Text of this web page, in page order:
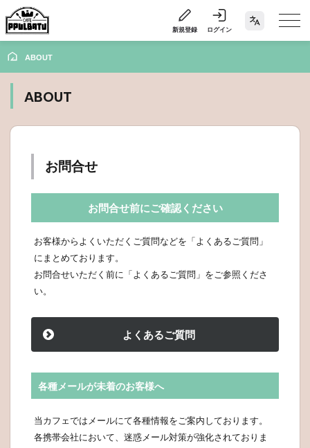
新規登録 ログイン
ABOUT
ABOUT
お問合せ
お問合せ前にご確認ください
お客様からよくいただくご質問などを「よくあるご質問」
にまとめております。
お問合せいただく前に「よくあるご質問」をご参照くださ
い。
> よくあるご質問
各種メールが未着のお客様へ
当カフェではメールにて各種情報をご案内しております。
各携帯会社において、迷惑メール対策が強化されておりま